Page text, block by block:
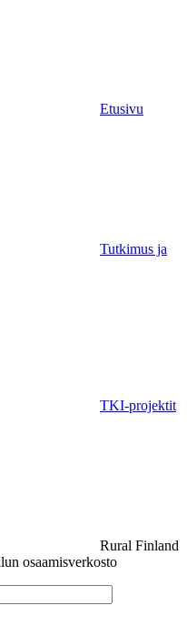
Etusivu
Tutkimus ja
TKI-projektit
Rural Finland
osaamisverkosto